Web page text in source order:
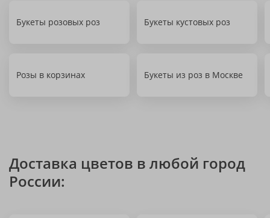
Букеты розовых роз Букеты кустовых роз
Розы в корзинах Букеты из роз в Москве
Доставка цветов в любой город
России: